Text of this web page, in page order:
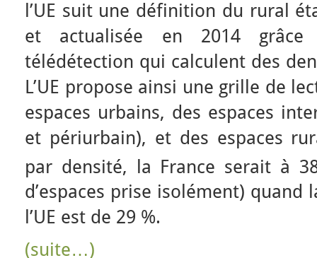
l’UE suit une définition du rural
et actualisée en 2014
télédétection qui calculent des
L’UE propose ainsi une grille de
espaces urbains, des espaces
et périurbain), et des espaces
par densité, la France serait à
d’espaces prise isolément) quand
l’UE est de 29 %.
(suite…)